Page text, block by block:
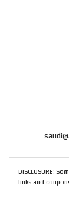
DISCLOSURE:
links and